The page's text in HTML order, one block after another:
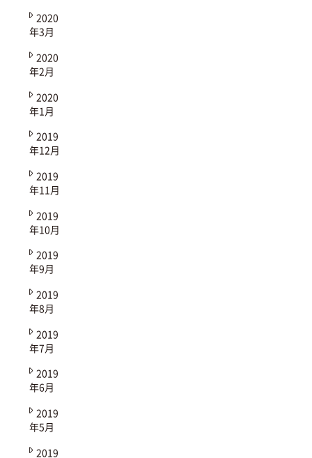
2020
年3月
2020
年2月
2020
年1月
2019
年12月
2019
年11月
2019
年10月
2019
年9月
2019
年8月
2019
年7月
2019
年6月
2019
年5月
2019